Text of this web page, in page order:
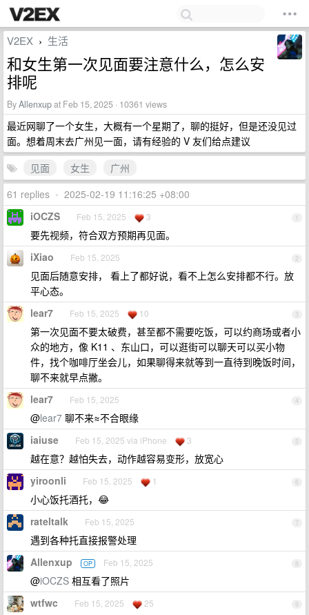
V2EX › 生活
和女生第一次见面要注意什么，怎么安
排呢
ByAllenxupat Feb 15, 2025 · 10361 views
最近网聊了一个女生，大概有一个星期了，聊的挺好，但是还没见过
面。想着周末去广州见一面，请有经验的 V 友们给点建议
见面
女生
广州
61 replies • 2025-02-19 11:16:25 +08:00
1
iOCZS Feb 15, 2025 3
要先视频，符合双方预期再见面。
2
iXiao Feb 15, 2025
见面后随意安排， 看上了都好说，看不上怎么安排都不行。放
平心态。
3
lear7 Feb 15, 2025 10
第一次见面不要太破费，甚至都不需要吃饭，可以约商场或者小
众的地方，像 K11 、东山口，可以逛街可以聊天可以买小物
件，找个咖啡厅坐会儿，如果聊得来就等到一直待到晚饭时间，
聊不来就早点撇。
4
lear7 Feb 15, 2025
@lear7 聊不来≈不合眼缘
5
iaiuse Feb 15, 2025 via iPhone 3
越在意？越怕失去，动作越容易变形，放宽心
6
yiroonli Feb 15, 2025 1
小心饭托酒托，😂
7
rateltalk Feb 15, 2025
遇到各种托直接报警处理
8
Allenxup OP Feb 15, 2025
@iOCZS 相互看了照片
9
wtfwc Feb 15, 2025 25